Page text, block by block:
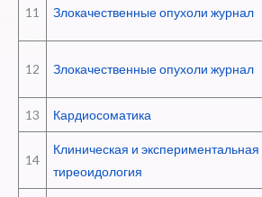
11 Злокачественные опухоли журнал
12 Злокачественные опухоли журнал
13 Кардиосоматика
14
Клиническая и экспериментальная
тиреоидология